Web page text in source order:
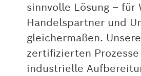
sinnvolle Lösung – für
Handelspartner und
gleichermaßen. Unsere
zertifizierten
industrielle